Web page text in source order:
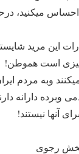
میکنید،
این مرید
است هموطن!
وبه مردم
وبرده دارانه
آنها نیستند!
رجوی